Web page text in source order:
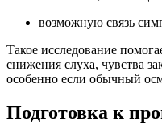
возможную связь
Такое исследование
снижения слуха, чувства
особенно если обычный
Подготовка к